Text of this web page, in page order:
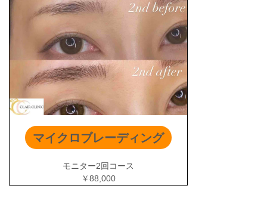
マイクロブレーディング
モニター2回コース
￥88,000